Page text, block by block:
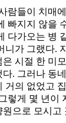
람들이 치매
빠지지 않을
다가오는 병
니가 그랬다.
시절 한 미
. 그러나 동
거의 없었고
렇게 몇 년이
으로 모시고